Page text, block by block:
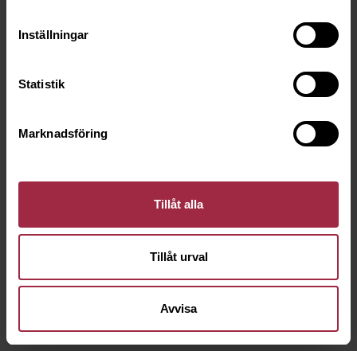
Inställningar
Statistik
Marknadsföring
Tillåt alla
Tillåt urval
Avvisa